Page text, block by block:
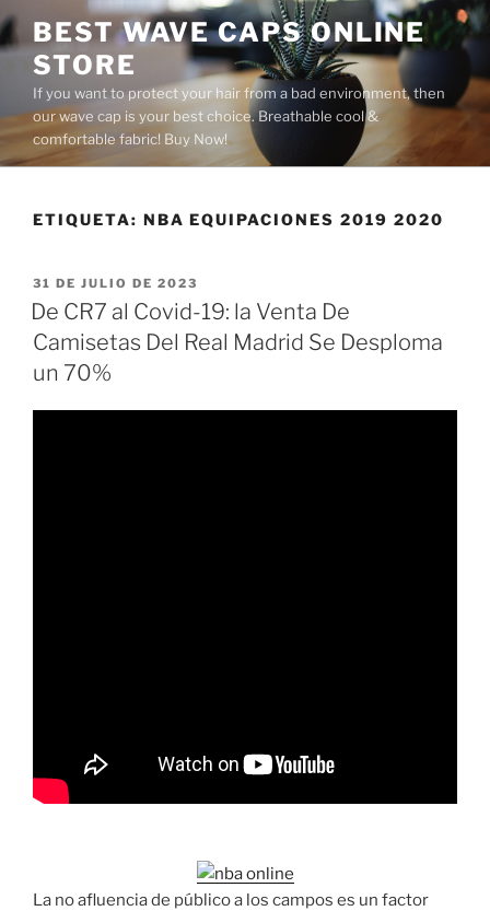
Saltar
al
contenido
BEST WAVE CAPS ONLINE
STORE
If you want to protect your hair from a bad environment, then
our wave cap is your best choice. Breathable cool &
comfortable fabric! Buy Now!
ETIQUETA: NBA EQUIPACIONES 2019 2020
PUBLICADO
EL
31 DE JULIO DE 2023
De CR7 al Covid-19: la Venta De
Camisetas Del Real Madrid Se Desploma
un 70%
La no afluencia de público a los campos es un factor